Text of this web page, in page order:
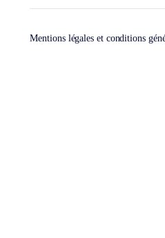
Mentions légales et conditions